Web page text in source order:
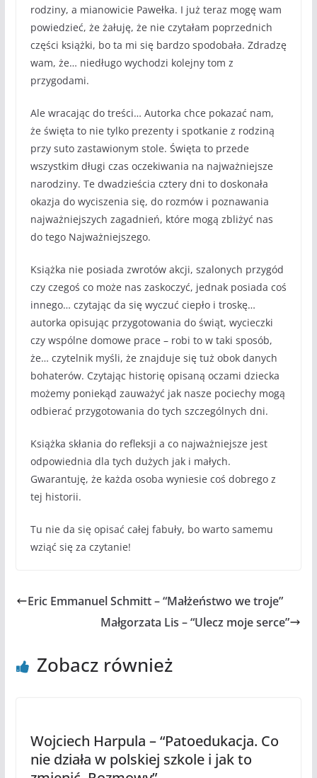
rodziny, a mianowicie Pawełka. I już teraz mogę wam
powiedzieć, że żałuję, że nie czytałam poprzednich
części książki, bo ta mi się bardzo spodobała. Zdradzę
wam, że… niedługo wychodzi kolejny tom z
przygodami.
Ale wracając do treści… Autorka chce pokazać nam,
że święta to nie tylko prezenty i spotkanie z rodziną
przy suto zastawionym stole. Święta to przede
wszystkim długi czas oczekiwania na najważniejsze
narodziny. Te dwadzieścia cztery dni to doskonała
okazja do wyciszenia się, do rozmów i poznawania
najważniejszych zagadnień, które mogą zbliżyć nas
do tego Najważniejszego.
Książka nie posiada zwrotów akcji, szalonych przygód
czy czegoś co może nas zaskoczyć, jednak posiada coś
innego… czytając da się wyczuć ciepło i troskę…
autorka opisując przygotowania do świąt, wycieczki
czy wspólne domowe prace – robi to w taki sposób,
że… czytelnik myśli, że znajduje się tuż obok danych
bohaterów. Czytając historię opisaną oczami dziecka
możemy poniekąd zauważyć jak nasze pociechy mogą
odbierać przygotowania do tych szczególnych dni.
Książka skłania do refleksji a co najważniejsze jest
odpowiednia dla tych dużych jak i małych.
Gwarantuję, że każda osoba wyniesie coś dobrego z
tej historii.
Tu nie da się opisać całej fabuły, bo warto samemu
wziąć się za czytanie!
Eric Emmanuel Schmitt – “Małżeństwo we troje”
Małgorzata Lis – “Ulecz moje serce”
Zobacz również
Wojciech Harpula – “Patoedukacja. Co
nie działa w polskiej szkole i jak to